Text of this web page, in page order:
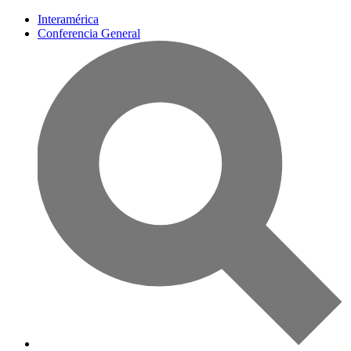
Interamérica
Conferencia General